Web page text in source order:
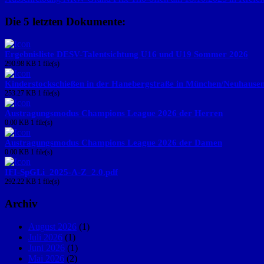
Die 5 letzten Dokumente:
Ergebnisliste DESV-Talentsichtung U16 und U19 Sommer 2026
290.98 KB 1 file(s)
Kinderstockschießen in der Hanebergstraße in München/
253.27 KB 1 file(s)
Austragungsmodus Champions League 2026 der Herren
0.00 KB 1 file(s)
Austragungsmodus Champions League 2026 der Damen
0.00 KB 1 file(s)
IFI-SpGLi_2025-A-Z_2.0.pdf
292.22 KB 1 file(s)
Archiv
August 2026 (1)
Juli 2026 (1)
Juni 2026 (1)
Mai 2026 (2)